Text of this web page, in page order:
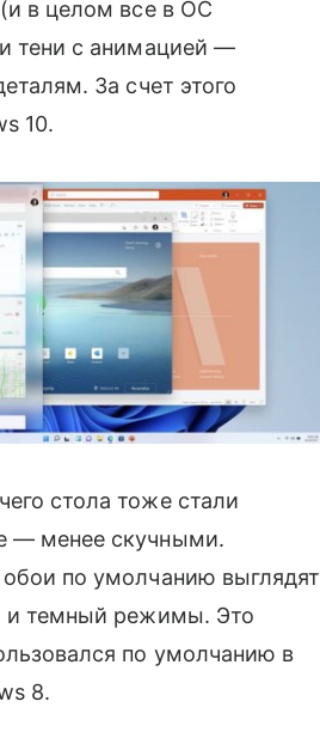
в целом все в ОС
тени с анимацией —
За счет этого
10.
стола тоже стали
— менее скучными.
по умолчанию выглядят
и темный режимы. Это
по умолчанию в
8.